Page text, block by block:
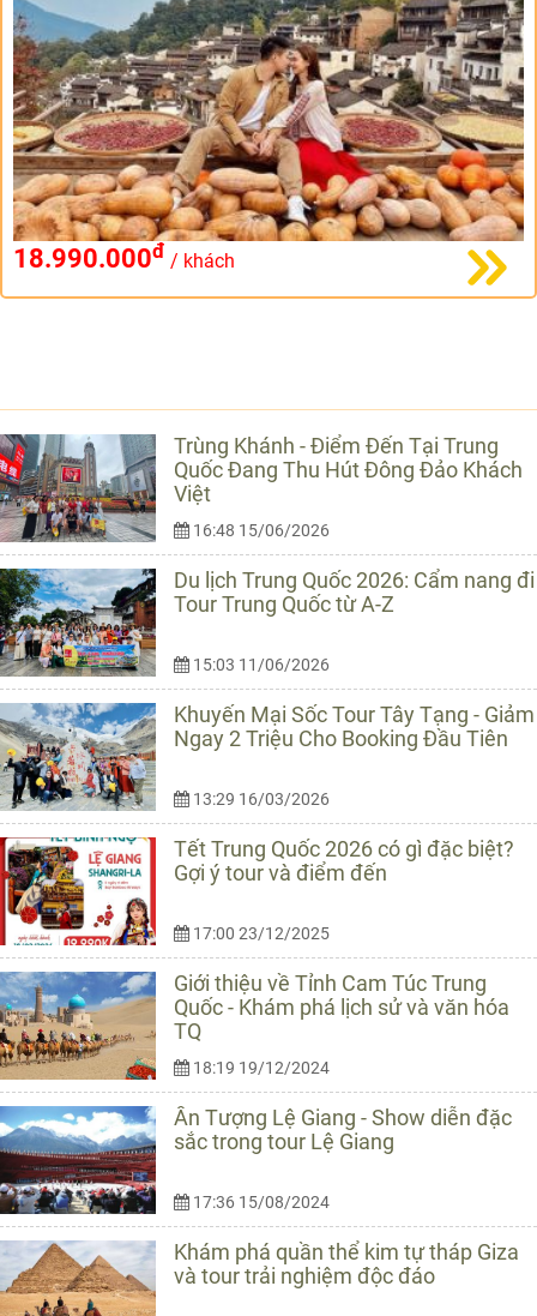
18.990.000đ / khách
Trùng Khánh - Điểm Đến Tại Trung
Quốc Đang Thu Hút Đông Đảo Khách
Việt
16:48 15/06/2026
Du lịch Trung Quốc 2026: Cẩm nang đi
Tour Trung Quốc từ A-Z
15:03 11/06/2026
Khuyến Mại Sốc Tour Tây Tạng - Giảm
Ngay 2 Triệu Cho Booking Đầu Tiên
13:29 16/03/2026
Tết Trung Quốc 2026 có gì đặc biệt?
Gợi ý tour và điểm đến
17:00 23/12/2025
Giới thiệu về Tỉnh Cam Túc Trung
Quốc - Khám phá lịch sử và văn hóa
TQ
18:19 19/12/2024
Ấn Tượng Lệ Giang - Show diễn đặc
sắc trong tour Lệ Giang
17:36 15/08/2024
Khám phá quần thể kim tự tháp Giza
và tour trải nghiệm độc đáo